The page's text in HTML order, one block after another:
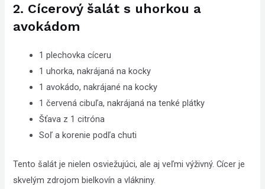
2. Cícerový šalát s uhorkou a
avokádom
1 plechovka cíceru
1 uhorka, nakrájaná na kocky
1 avokádo, nakrájané na kocky
1 červená cibuľa, nakrájaná na tenké plátky
Šťava z 1 citróna
Soľ a korenie podľa chuti
Tento šalát je nielen osviežujúci, ale aj veľmi výživný. Cícer je
skvelým zdrojom bielkovín a vlákniny.